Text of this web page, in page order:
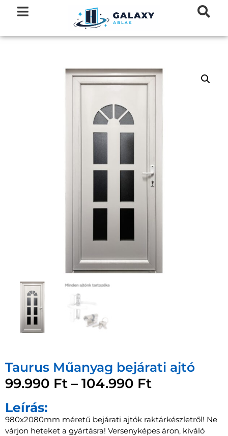
Taurus Műanyag bejárati ajtó
99.990 Ft – 104.990 Ft
Leírás:
980x2080mm méretű bejárati ajtók raktárkészletről! Ne
várjon heteket a gyártásra! Versenyképes áron, kiváló